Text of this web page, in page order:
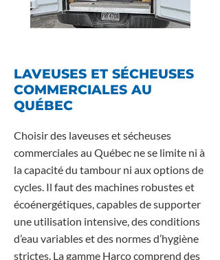
LAVEUSES ET SÉCHEUSES
COMMERCIALES AU
QUÉBEC
Choisir des laveuses et sécheuses
commerciales au Québec ne se limite ni à
la capacité du tambour ni aux options de
cycles. Il faut des machines robustes et
écoénergétiques, capables de supporter
une utilisation intensive, des conditions
d’eau variables et des normes d’hygiène
strictes. La gamme Harco comprend des